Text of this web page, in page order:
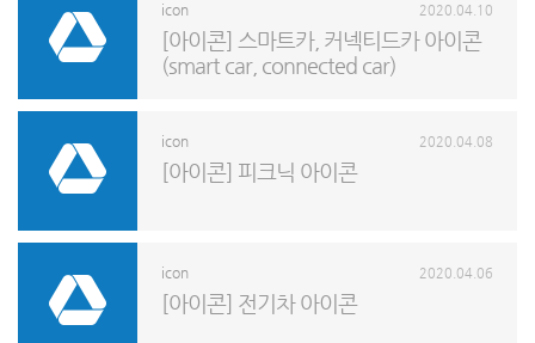
icon
[아이콘] 스마트카, 커넥티드카 아이콘
(smart car, connected car)
2020.04.10
icon
[아이콘] 피크닉 아이콘
2020.04.08
icon
[아이콘] 전기차 아이콘
2020.04.06